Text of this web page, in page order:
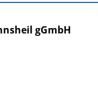
gGmbH